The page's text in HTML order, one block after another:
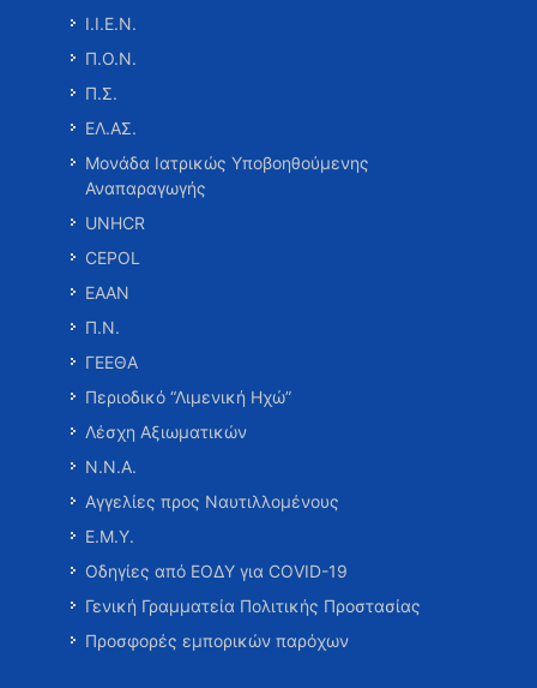
Ι.Ι.Ε.Ν.
Π.Ο.Ν.
Π.Σ.
ΕΛ.ΑΣ.
Μονάδα Ιατρικώς Υποβοηθούμενης
Αναπαραγωγής
UNHCR
CEPOL
ΕΑΑΝ
Π.Ν.
ΓΕΕΘΑ
Περιοδικό “Λιμενική Ηχώ”
Λέσχη Αξιωματικών
Ν.Ν.Α.
Αγγελίες προς Ναυτιλλομένους
Ε.Μ.Υ.
Οδηγίες από ΕΟΔΥ για COVID-19
Γενική Γραμματεία Πολιτικής Προστασίας
Προσφορές εμπορικών παρόχων